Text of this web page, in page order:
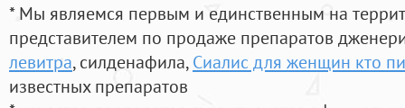
* Мы являемся первым и единственным на
представителем по продаже препаратов
левитра, силденафила, Сиалис для женщин кто
известных препаратов